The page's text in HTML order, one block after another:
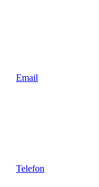
Email
Telefon